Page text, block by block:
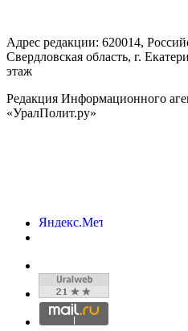
Адрес редакции: 620014,
Свердловская область, г.
этаж
Редакция Информационного
«УралПолит.ру»